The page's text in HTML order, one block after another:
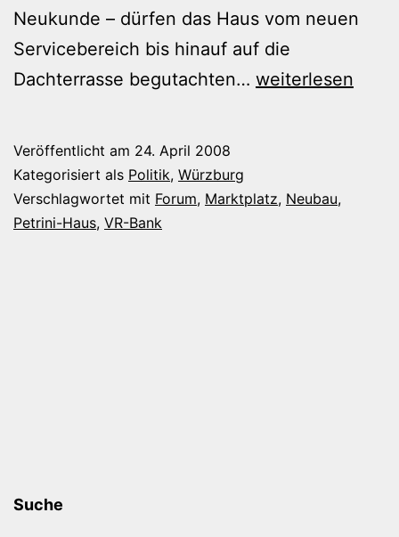
Neukunde – dürfen das Haus vom neuen
Servicebereich bis hinauf auf die
Dachterrasse begutachten… PR-
Haus
weiterlesen
Veröffentlicht am 24. April 2008
Kategorisiert als Politik, Würzburg
Verschlagwortet mit Forum, Marktplatz, Neubau,
Petrini-Haus, VR-Bank
Suche